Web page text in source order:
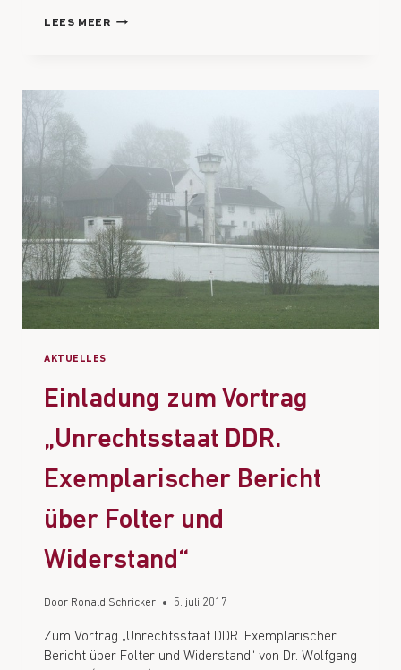
LEES MEER
AKTUELLES
Einladung zum Vortrag
„Unrechtsstaat DDR.
Exemplarischer Bericht
über Folter und
Widerstand“
Door Ronald Schricker 5. juli 2017
Zum Vortrag „Unrechtsstaat DDR. Exemplarischer
Bericht über Folter und Widerstand“ von Dr. Wolfgang